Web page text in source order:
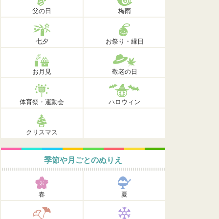
父の日 梅雨
七夕 お祭り・縁日
お月見 敬老の日
体育祭・運動会 ハロウィン
クリスマス
季節や月ごとのぬりえ
春 夏